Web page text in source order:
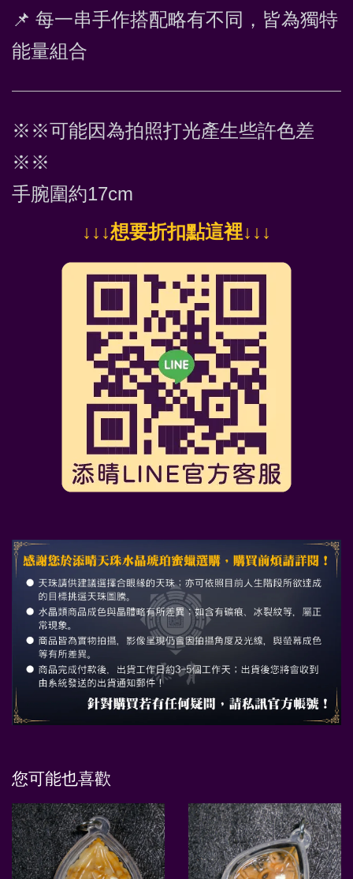
📌 每一串手作搭配略有不同，皆為獨特
能量組合
※※可能因為拍照打光產生些許色差
※※
手腕圍約17cm
↓ ↓↓想要折扣點這裡↓↓↓
您可能也喜歡